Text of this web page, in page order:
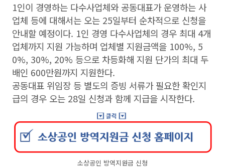
1인이 경영하는 다수사업체와 공동대표가 운영하는 사
업체 등에 대해서는 오는 25일부터 순차적으로 신청을
안내할 예정이다. 1인 경영 다수사업체의 경우 최대 4개
업체까지 지원 가능하며 업체별 지원금액을 100%, 5
0%, 30%, 20% 등으로 차등화해 지원 단가의 최대 두
배인 600만원까지 지원한다.
공동대표 위임장 등 별도의 증빙 서류가 필요한 확인지
급의 경우 오는 28일 신청과 함께 지급을 시작한다.
소상공인 방역지원금 신청